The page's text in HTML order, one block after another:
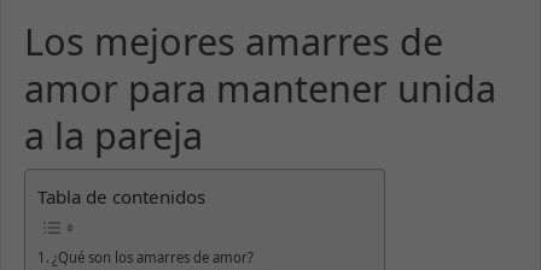
Los mejores amarres de
amor para mantener unida
a la pareja
Tabla de contenidos
¿Qué son los amarres de amor?